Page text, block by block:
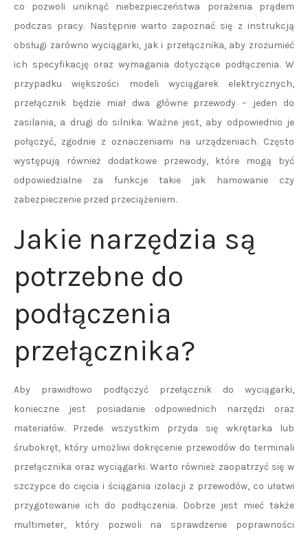
co pozwoli uniknąć niebezpieczeństwa porażenia prądem
podczas pracy. Następnie warto zapoznać się z instrukcją
obsługi zarówno wyciągarki, jak i przełącznika, aby zrozumieć
ich specyfikację oraz wymagania dotyczące podłączenia. W
przypadku większości modeli wyciągarek elektrycznych,
przełącznik będzie miał dwa główne przewody – jeden do
zasilania, a drugi do silnika. Ważne jest, aby odpowiednio je
połączyć, zgodnie z oznaczeniami na urządzeniach. Często
występują również dodatkowe przewody, które mogą być
odpowiedzialne za funkcje takie jak hamowanie czy
zabezpieczenie przed przeciążeniem.
Jakie narzędzia są
potrzebne do
podłączenia
przełącznika?
Aby prawidłowo podłączyć przełącznik do wyciągarki,
konieczne jest posiadanie odpowiednich narzędzi oraz
materiałów. Przede wszystkim przyda się wkrętarka lub
śrubokręt, który umożliwi dokręcenie przewodów do terminali
przełącznika oraz wyciągarki. Warto również zaopatrzyć się w
szczypce do cięcia i ściągania izolacji z przewodów, co ułatwi
przygotowanie ich do podłączenia. Dobrze jest mieć także
multimeter, który pozwoli na sprawdzenie poprawności